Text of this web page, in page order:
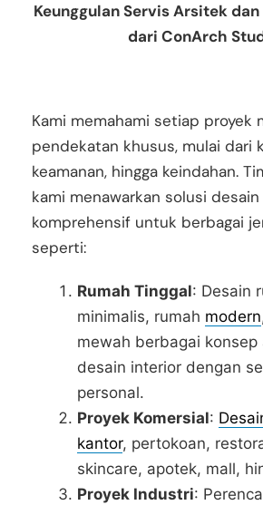
Keunggulan Servis Arsitek
dari ConArch
Kami memahami setiap proyek
pendekatan khusus, mulai dari
keamanan, hingga keindahan.
kami menawarkan solusi desain
komprehensif untuk berbagai
seperti:
Rumah Tinggal: Desain
minimalis, rumah modern
mewah berbagai
desain interior dengan
personal.
Proyek Komersial:
kantor, pertokoan,
skincare, apotek, mall,
Proyek Industri: